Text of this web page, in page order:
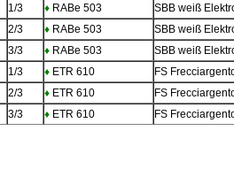
1/3 ♦ RABe 503 SBB weiß
2/3 ♦ RABe 503 SBB weiß
3/3 ♦ RABe 503 SBB weiß
1/3 ♦ ETR 610 FS
2/3 ♦ ETR 610 FS
3/3 ♦ ETR 610 FS